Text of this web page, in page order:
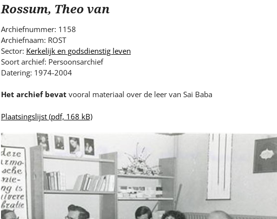
i
.
Rossum, Theo van
Archiefnummer: 1158
Archiefnaam: ROST
Sector: Kerkelijk en godsdienstig leven
Soort archief: Persoonsarchief
Datering: 1974-2004
Het archief bevat vooral materiaal over de leer van Sai Baba
Plaatsingslijst(pdf, 168 kB)